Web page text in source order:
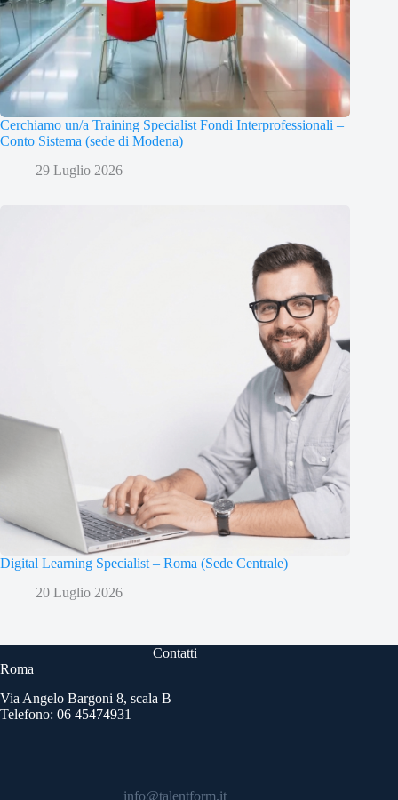
Cerchiamo un/a Training Specialist Fondi Interprofessionali –
Conto Sistema (sede di Modena)
29 Luglio 2026
Digital Learning Specialist – Roma (Sede Centrale)
20 Luglio 2026
Contatti
Roma
Via Angelo Bargoni 8, scala B
Telefono: 06 45474931
info@talentform.it